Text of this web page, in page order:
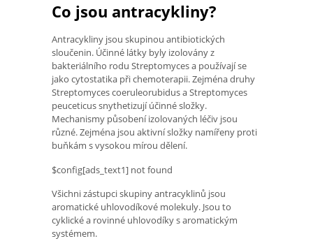
Co jsou antracykliny?
Antracykliny jsou skupinou antibiotických
sloučenin. Účinné látky byly izolovány z
bakteriálního rodu Streptomyces a používají se
jako cytostatika při chemoterapii. Zejména druhy
Streptomyces coeruleorubidus a Streptomyces
peuceticus snythetizují účinné složky.
Mechanismy působení izolovaných léčiv jsou
různé. Zejména jsou aktivní složky namířeny proti
buňkám s vysokou mírou dělení.
$config[ads_text1] not found
Všichni zástupci skupiny antracyklinů jsou
aromatické uhlovodíkové molekuly. Jsou to
cyklické a rovinné uhlovodíky s aromatickým
systémem.